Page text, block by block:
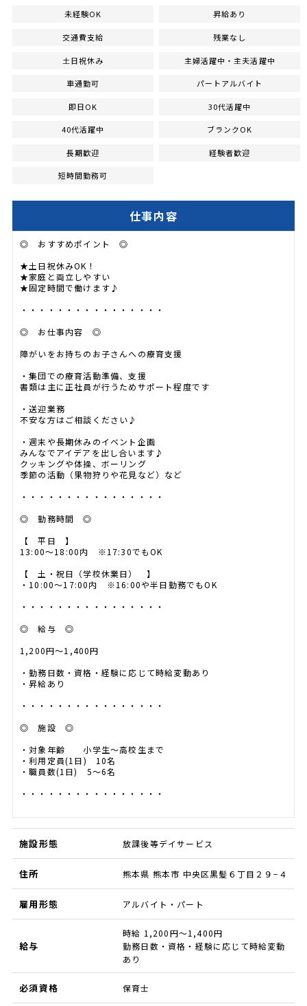
未経験OK 昇給あり
交通費支給 残業なし
土日祝休み 主婦活躍中・主夫活躍中
車通勤可 パートアルバイト
即日OK 30代活躍中
40代活躍中 ブランクOK
長期歓迎 経験者歓迎
短時間勤務可
仕事内容
◎ おすすめポイント ◎
★土日祝休みOK！
★家庭と両立しやすい
★固定時間で働けます♪
・・・・・・・・・・・・・・・・
◎ お仕事内容 ◎
障がいをお持ちのお子さんへの療育支援
・集団での療育活動準備、支援
書類は主に正社員が行うためサポート程度です
・送迎業務
不安な方はご相談ください♪
・週末や長期休みのイベント企画
みんなでアイデアを出し合います♪
クッキングや体操、ボーリング
季節の活動（果物狩りや花見など）など
・・・・・・・・・・・・・・・・
◎ 勤務時間 ◎
【 平日 】
13:00～18:00内 ※17:30でもOK
【 土・祝日（学校休業日） 】
・10:00～17:00内 ※16:00や半日勤務でもOK
・・・・・・・・・・・・・・・・
◎ 給与 ◎
1,200円～1,400円
・勤務日数・資格・経験に応じて時給変動あり
・昇給あり
・・・・・・・・・・・・・・・・
◎ 施設 ◎
・対象年齢 小学生～高校生まで
・利用定員(1日) 10名
・職員数(1日) 5～6名
・・・・・・・・・・・・・・・・
施設形態 放課後等デイサービス
住所 熊本県 熊本市 中央区黒髪６丁目２９−４
雇用形態 アルバイト・パート
給与
時給 1,200円～1,400円
勤務日数・資格・経験に応じて時給変動
あり
必須資格 保育士